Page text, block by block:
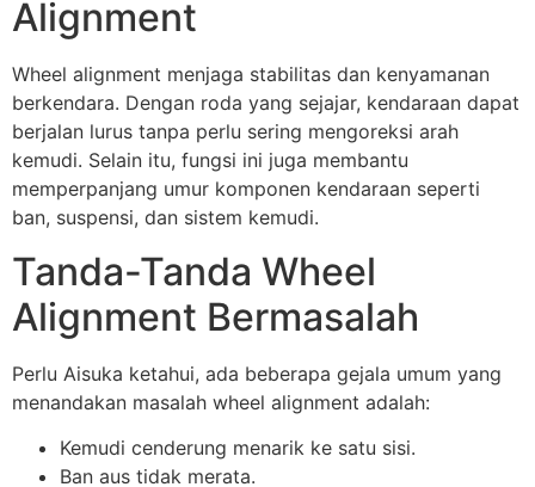
Alignment
Wheel alignment menjaga stabilitas dan kenyamanan
berkendara. Dengan roda yang sejajar, kendaraan dapat
berjalan lurus tanpa perlu sering mengoreksi arah
kemudi. Selain itu, fungsi ini juga membantu
memperpanjang umur komponen kendaraan seperti
ban, suspensi, dan sistem kemudi.
Tanda-Tanda Wheel
Alignment Bermasalah
Perlu Aisuka ketahui, ada beberapa gejala umum yang
menandakan masalah wheel alignment adalah:
Kemudi cenderung menarik ke satu sisi.
Ban aus tidak merata.